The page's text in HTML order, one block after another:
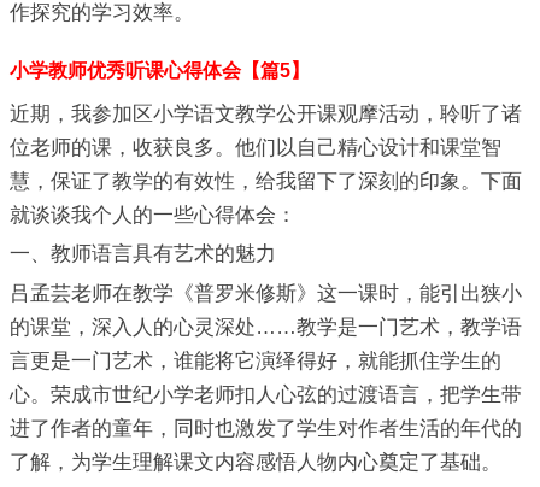
作探究的学习效率。
小学教师优秀听课心得体会【篇5】
近期，我参加区小学语文教学公开课观摩活动，聆听了诸
位老师的课，收获良多。他们以自己精心设计和课堂智
慧，保证了教学的有效性，给我留下了深刻的印象。下面
就谈谈我个人的一些心得体会：
一、教师语言具有艺术的魅力
吕孟芸老师在教学《普罗米修斯》这一课时，能引出狭小
的课堂，深入人的心灵深处……教学是一门艺术，教学语
言更是一门艺术，谁能将它演绎得好，就能抓住学生的
心。荣成市世纪小学老师扣人心弦的过渡语言，把学生带
进了作者的童年，同时也激发了学生对作者生活的年代的
了解，为学生理解课文内容感悟人物内心奠定了基础。